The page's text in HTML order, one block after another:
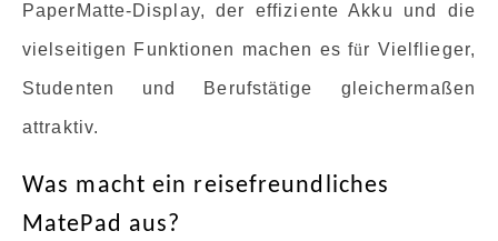
PaperMatte-Display, der effiziente Akku und die
vielseitigen Funktionen machen es für Vielflieger,
Studenten und Berufstätige gleichermaßen
attraktiv.
Was macht ein reisefreundliches
MatePad aus?